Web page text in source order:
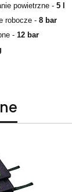
powietrzne - 5 l
robocze - 8 bar
- 12 bar